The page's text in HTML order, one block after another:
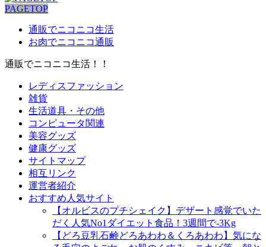
PAGETOP
通販でニコニコ生活
お肉でニコニコ通販
通販でニコニコ生活！！
レディスファッション
雑貨
生活道具・その他
コンピュータ関連
美容グッズ
健康グッズ
サイトマップ
相互リンク
運営者紹介
おすすめ人気サイト
【オルビスのプチシェイク】デザート感覚でいた
だく人気No1ダイエット食品！3週間で-3Kg
【どろ豆乳石鹸どろあわわ＆くろあわわ】気にな